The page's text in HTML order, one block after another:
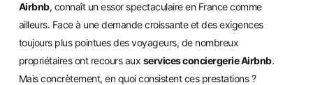
Airbnb, connaît un essor spectaculaire en France comme
ailleurs. Face à une demande croissante et des exigences
toujours plus pointues des voyageurs, de nombreux
propriétaires ont recours aux services conciergerie Airbnb.
Mais concrètement, en quoi consistent ces prestations ?